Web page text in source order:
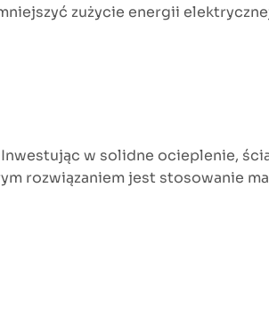
zużycie energii
w solidne ocieplenie,
rozwiązaniem jest stosowanie